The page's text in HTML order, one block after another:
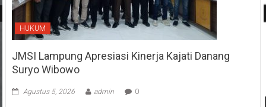
HUKUM
JMSI Lampung Apresiasi Kinerja Kajati Danang
Suryo Wibowo
Agustus 5, 2026 admin 0